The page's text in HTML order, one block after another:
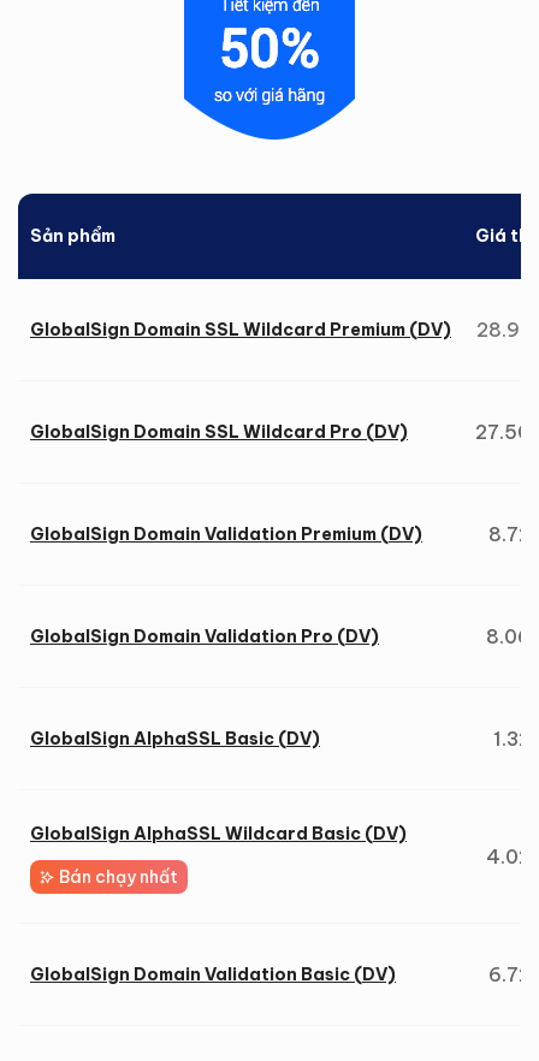
Sản phẩm Giá
GlobalSign Domain SSL Wildcard Premium (DV)
GlobalSign Domain SSL Wildcard Pro (DV)
GlobalSign Domain Validation Premium (DV)
GlobalSign Domain Validation Pro (DV)
GlobalSign AlphaSSL Basic (DV)
GlobalSign AlphaSSL Wildcard Basic (DV)
Bán chạy nhất
GlobalSign Domain Validation Basic (DV)